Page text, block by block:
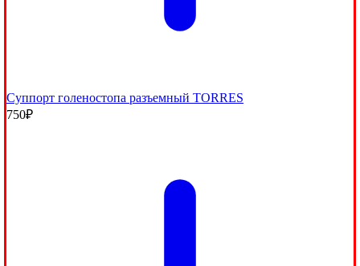
Суппорт голеностопа разъемный TORRES
750₽